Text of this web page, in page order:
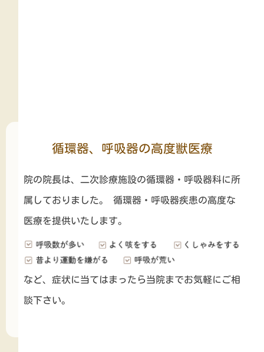
循環器、呼吸器の高度獣医療
院の院長は、二次診療施設の循環器・呼吸器科に所
属しておりました。 循環器・呼吸器疾患の高度な
医療を提供いたします。
など、症状に当てはまったら当院までお気軽にご相
談下さい。